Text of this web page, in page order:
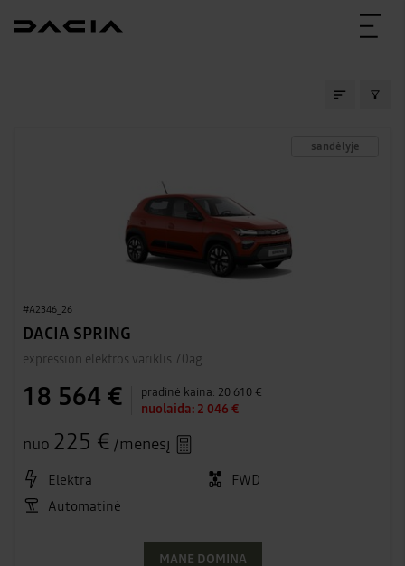
SANDĖLIO
sandėlyje
#A2346_26
DACIA SPRING
expression elektros variklis 70ag
18 564 € pradinė kaina: 20 610 €
nuolaida: 2 046 €
nuo 225 € /mėnesį
Elektra
FWD
Automatinė
MANE DOMINA